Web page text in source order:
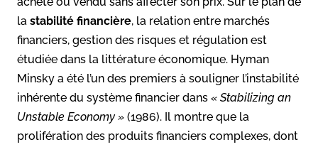
la stabilité financière, la relation entre marchés
financiers, gestion des risques et régulation est
étudiée dans la littérature économique. Hyman
Minsky a été l’un des premiers à souligner l’instabilité
inhérente du système financier dans « Stabilizing an
Unstable Economy » (1986). Il montre que la
prolifération des produits financiers complexes, dont